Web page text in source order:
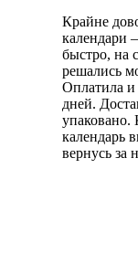
Крайне
календари
быстро, на
решались
Оплатила и
дней.
упаковано.
календарь
вернусь за